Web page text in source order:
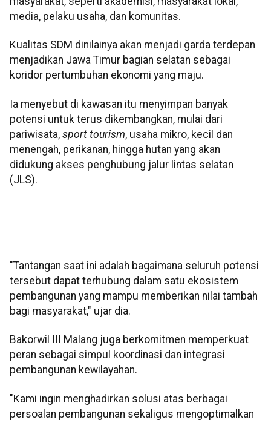
media, pelaku usaha, dan komunitas.
Kualitas SDM dinilainya akan menjadi garda terdepan
menjadikan Jawa Timur bagian selatan sebagai
koridor pertumbuhan ekonomi yang maju.
Ia menyebut di kawasan itu menyimpan banyak
potensi untuk terus dikembangkan, mulai dari
pariwisata, sport tourism, usaha mikro, kecil dan
menengah, perikanan, hingga hutan yang akan
didukung akses penghubung jalur lintas selatan
(JLS).
"Tantangan saat ini adalah bagaimana seluruh potensi
tersebut dapat terhubung dalam satu ekosistem
pembangunan yang mampu memberikan nilai tambah
bagi masyarakat," ujar dia.
Bakorwil III Malang juga berkomitmen memperkuat
peran sebagai simpul koordinasi dan integrasi
pembangunan kewilayahan.
"Kami ingin menghadirkan solusi atas berbagai
persoalan pembangunan sekaligus mengoptimalkan